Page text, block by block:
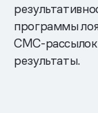
программы
СМС-рассылок
результаты.